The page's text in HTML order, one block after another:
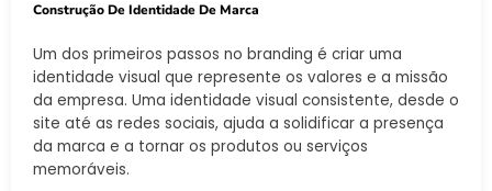
Construção De Identidade De Marca
Um dos primeiros passos no branding é criar uma
identidade visual que represente os valores e a missão
da empresa. Uma identidade visual consistente, desde o
site até as redes sociais, ajuda a solidificar a presença
da marca e a tornar os produtos ou serviços
memoráveis.